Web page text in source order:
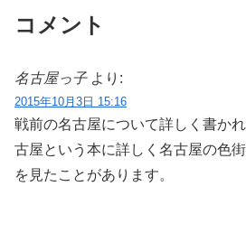
コメント
名古屋っ子 より:
2015年10月3日 15:16
戦前の名古屋について詳しく書か
古屋という本に詳しく名古屋の色
を見たことがあります。